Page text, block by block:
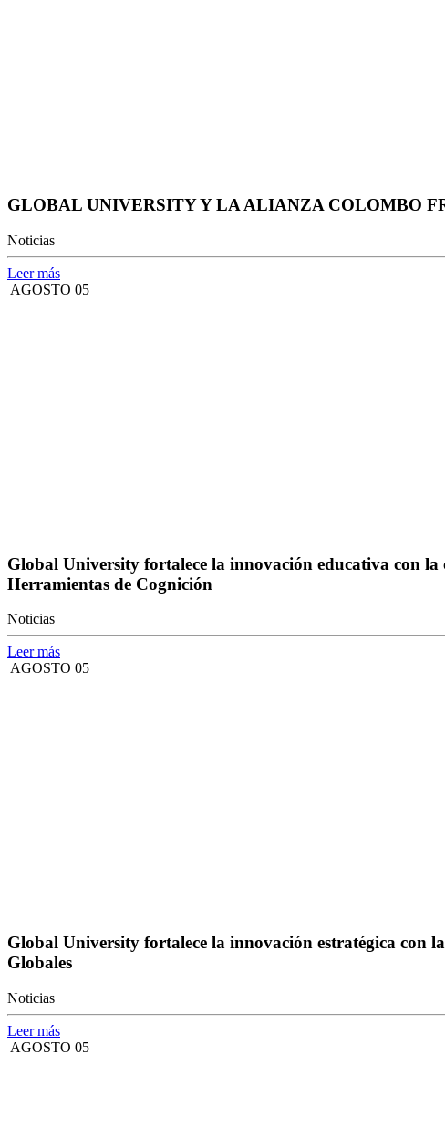
GLOBAL UNIVERSITY Y LA ALIANZA COLOMBO
Noticias
Leer más
AGOSTO 05
Global University fortalece la innovación educativa con
Herramientas de Cognición
Noticias
Leer más
AGOSTO 05
Global University fortalece la innovación estratégica con
Globales
Noticias
Leer más
AGOSTO 05